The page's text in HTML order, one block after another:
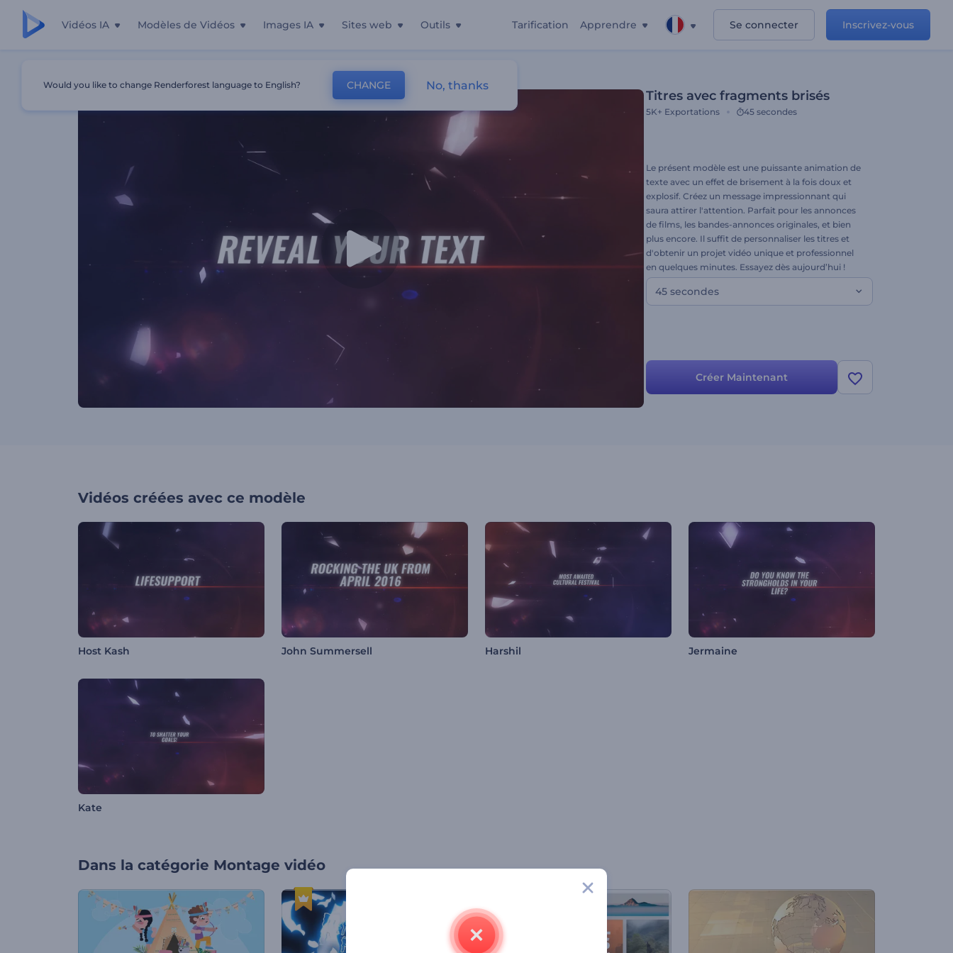
Vidéos IA Modèles de Vidéos Images IA Sites web Outils Tarification Apprendre Se connecter Inscrivez-vous
Titres avec fragments brisés
5K+ Exportations 45 secondes
Le présent modèle est une puissante animation de
texte avec un effet de brisement à la fois doux et
explosif. Créez un message impressionnant qui
saura attirer l'attention. Parfait pour les annonces
de films, les bandes-annonces originales, et bien
plus encore. Il suffit de personnaliser les titres et
d'obtenir un projet vidéo unique et professionnel
en quelques minutes. Essayez dès aujourd’hui !
45 secondes
Créer Maintenant
Vidéos créées avec ce modèle
Host Kash John Summersell Harshil Jermaine
Kate
Dans la catégorie Montage vidéo
Would you like to change Renderforest language to English? CHANGE No, thanks